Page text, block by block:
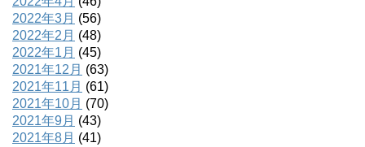
2022年3月 (56)
2022年2月 (48)
2022年1月 (45)
2021年12月 (63)
2021年11月 (61)
2021年10月 (70)
2021年9月 (43)
2021年8月 (41)